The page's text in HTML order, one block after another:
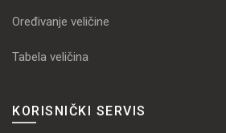
Oređivanje veličine
Tabela veličina
KORISNIČKI SERVIS